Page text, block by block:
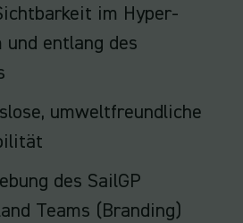
im Hyper-
und entlang des
umweltfreundliche
des SailGP
Teams (Branding)